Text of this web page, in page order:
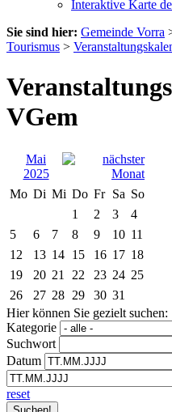
Interaktive Karte
Sie sind hier: Gemeinde Vorra
Tourismus >
VGem
Mai
2025
Mo Di Mi Do Fr Sa So
1
2 3
4
5
6 7 8 9 10 11
12
13 14 15 16 17 18
19
20 21 22 23 24 25
26
27 28 29 30 31
Hier können Sie gezielt suchen:
Kategorie
Suchwort
Datum
reset